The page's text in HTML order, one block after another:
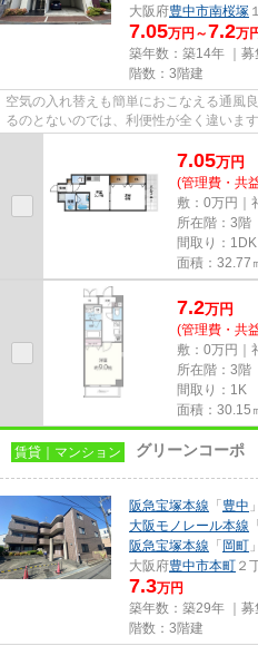
大阪府豊中市南桜塚
7.05万円～7.2万
築年数：築14年 ｜募
階数：3階建
空気の入れ替えも簡単におこなえる通風
るのとないのでは、利便性が全く違いま
7.05万円
(管理費・共
敷：0万円｜
所在階：3階
間取り：1DK
面積：32.77
7.2万円
(管理費・共
敷：0万円｜
所在階：3階
間取り：1K
面積：30.15
賃貸｜マンション グリーンコーポ
阪急宝塚本線 「 豊中
大阪モノレール本線 「
阪急宝塚本線 「 岡町
大阪府豊中市本町 ２
7.3万円
築年数：築29年 ｜募
階数：3階建